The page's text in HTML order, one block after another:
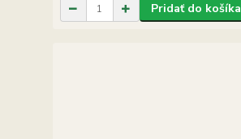
Pridať do košíka